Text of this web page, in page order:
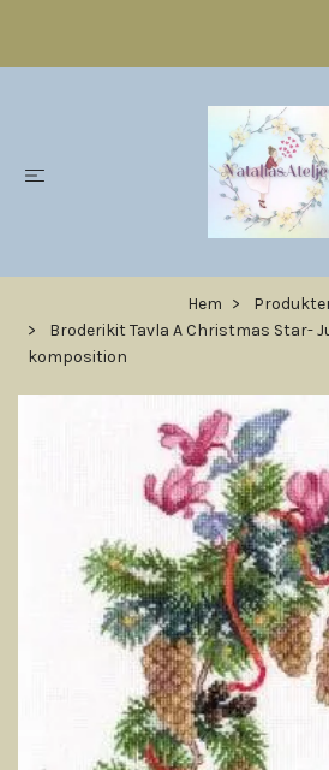
Hem
Broderikit Tavla A Christmas Star-
komposition